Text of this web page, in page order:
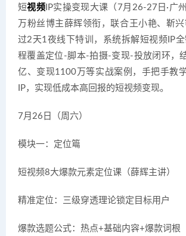
短视频 IP实操变现大课（7月26-27日·广
万粉丝博主薛辉领衔，联合王小艳、靳
过2天1夜线下特训，系统拆解短视频IP
程覆盖定位-脚本-拍摄-变现-投放闭环，
亿、变现1100万等实战案例，手把手教
IP，实现低成本高回报的短视频变现。
7月26日（周六）
模块一：定位篇
短视频8大爆款元素定位课（薛辉主讲）
精准定位：三级穿透理论锁定目标用户
爆款选题公式：热点+基础内容+爆款词根